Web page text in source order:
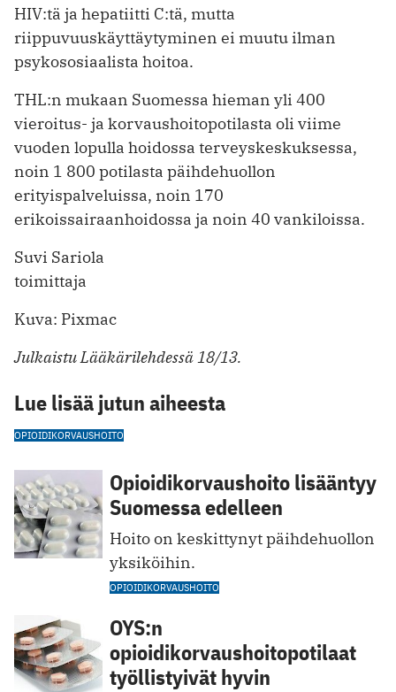
HIV:tä ja hepatiitti C:tä, mutta
riippuvuuskäyttäytyminen ei muutu ilman
psykososiaalista hoitoa.
THL:n mukaan Suomessa hieman yli 400
vieroitus- ja korvaushoitopotilasta oli viime
vuoden lopulla hoidossa terveyskeskuksessa,
noin 1 800 potilasta päihdehuollon
erityispalveluissa, noin 170
erikoissairaanhoidossa ja noin 40 vankiloissa.
Suvi Sariola
toimittaja
Kuva: Pixmac
Julkaistu Lääkärilehdessä 18/13.
Lue lisää jutun aiheesta
OPIOIDIKORVAUSHOITO
Opioidikorvaushoito lisääntyy
Suomessa edelleen
Hoito on keskittynyt päihdehuollon
yksiköihin.
OPIOIDIKORVAUSHOITO
OYS:n
opioidikorvaushoitopotilaat
työllistyivät hyvin